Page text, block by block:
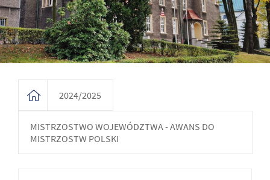
2024/2025
MISTRZOSTWO WOJEWÓDZTWA - AWANS DO
MISTRZOSTW POLSKI